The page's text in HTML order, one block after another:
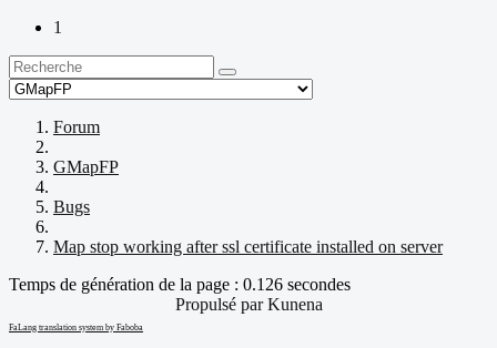
1
Forum
GMapFP
Bugs
Map stop working after ssl certificate installed on server
Temps de génération de la page : 0.126 secondes
Propulsé parKunena
FaLang translation system by Faboba